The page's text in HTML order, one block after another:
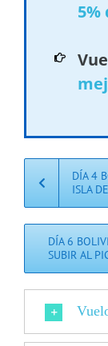
5%
DÍA 4
ISLA
DÍA 6
SUBIR AL